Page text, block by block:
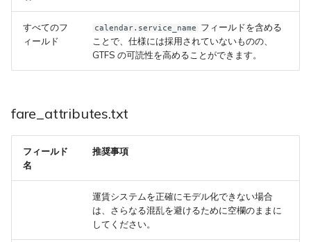
すべてのフ
ィールド
calendar.service_name
フィールドを含める
ことで、仕様には採用されていないものの、
GTFS の可読性を高めることができます。
fare_attributes.txt
フィールド
名
推奨事項
運賃システムを正確にモデル化できない場合
は、さらなる混乱を避けるために空欄のままに
してください。